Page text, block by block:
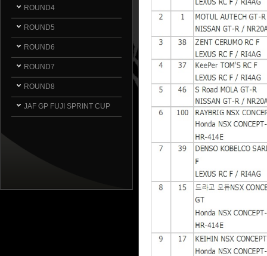
ROUND4
ROUND5
ROUND6
ROUND7
ROUND8
JAF GP FUJI SPRINT CUP